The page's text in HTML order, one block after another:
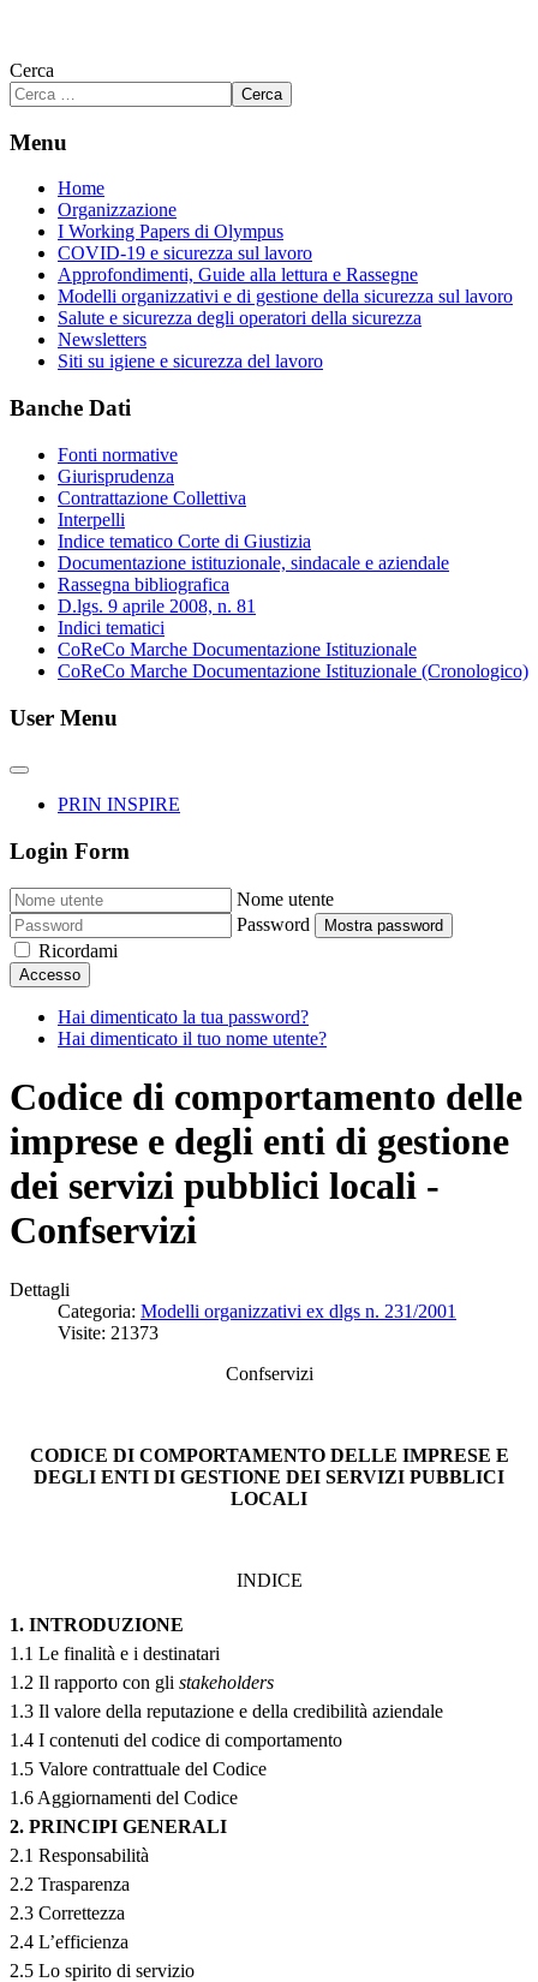
Cerca
Cerca
Menu
Home
Organizzazione
I Working Papers di Olympus
COVID-19 e sicurezza sul lavoro
Approfondimenti, Guide alla lettura e Rassegne
Modelli organizzativi e di gestione della sicurezza sul lavoro
Salute e sicurezza degli operatori della sicurezza
Newsletters
Siti su igiene e sicurezza del lavoro
Banche Dati
Fonti normative
Giurisprudenza
Contrattazione Collettiva
Interpelli
Indice tematico Corte di Giustizia
Documentazione istituzionale, sindacale e aziendale
Rassegna bibliografica
D.lgs. 9 aprile 2008, n. 81
Indici tematici
CoReCo Marche Documentazione Istituzionale
CoReCo Marche Documentazione Istituzionale (Cronologico)
User Menu
PRIN INSPIRE
Login Form
Nome utente
Password
Mostra password
Ricordami
Accesso
Hai dimenticato la tua password?
Hai dimenticato il tuo nome utente?
Codice di comportamento delle
imprese e degli enti di gestione
dei servizi pubblici locali -
Confservizi
Dettagli
Categoria: Modelli organizzativi ex dlgs n. 231/2001
Visite: 21373
Confservizi
CODICE DI COMPORTAMENTO DELLE IMPRESE E
DEGLI ENTI DI GESTIONE DEI SERVIZI PUBBLICI
LOCALI
INDICE
1. INTRODUZIONE
1.1 Le finalità e i destinatari
1.2 Il rapporto con gli stakeholders
1.3 Il valore della reputazione e della credibilità aziendale
1.4 I contenuti del codice di comportamento
1.5 Valore contrattuale del Codice
1.6 Aggiornamenti del Codice
2. PRINCIPI GENERALI
2.1 Responsabilità
2.2 Trasparenza
2.3 Correttezza
2.4 L’efficienza
2.5 Lo spirito di servizio